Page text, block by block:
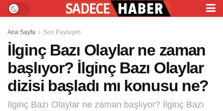
Ana Sayfa Son Paylaşım
İlginç Bazı Olaylar ne zaman
başlıyor? İlginç Bazı Olaylar
dizisi başladı mı konusu ne?
İlginç Bazı Olaylar ne zaman başlıyor? İlginç Bazı